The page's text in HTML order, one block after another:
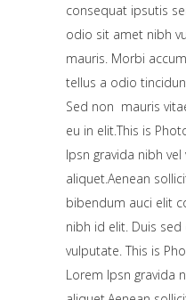
consequat ipsutis
odio sit amet nibh
mauris. Morbi
tellus a odio
Sed non mauris
eu in elit.This is
Ipsn gravida nibh
aliquet.Aenean
bibendum auci elit
nibh id elit. Duis
vulputate. This is
Lorem Ipsn gravida